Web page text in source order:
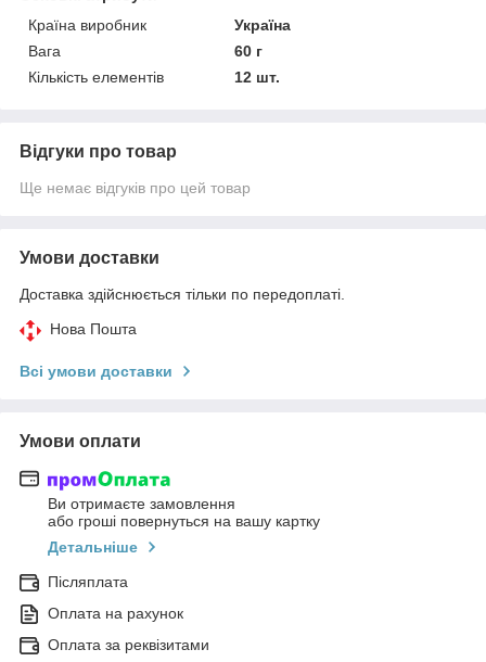
Країна виробник
Україна
Вага
60 г
Кількість елементів
12 шт.
Відгуки про товар
Ще немає відгуків про цей товар
Умови доставки
Доставка здійснюється тільки по передоплаті.
Нова Пошта
Всі умови доставки
Умови оплати
Ви отримаєте замовлення
або гроші повернуться на вашу картку
Детальніше
Післяплата
Оплата на рахунок
Оплата за реквізитами